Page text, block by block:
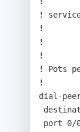
!
!
!
!
! Pots
!
dial-